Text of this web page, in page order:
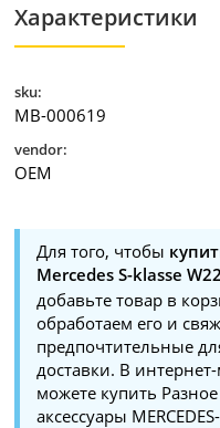
Характеристики
sku:
MB-000619
vendor:
OEM
Для того, чтобы
Mercedes S-klasse
добавьте товар в
обработаем его и
предпочтительные
доставки. В
можете купить
аксессуары